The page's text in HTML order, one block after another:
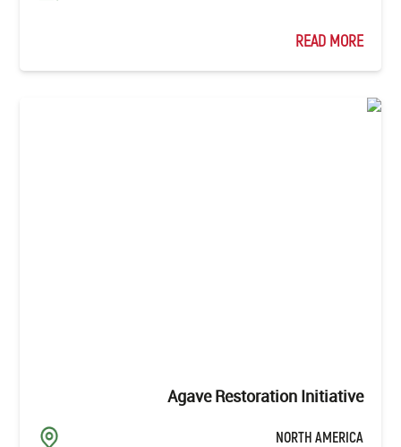
READ MORE
Agave Restoration Initiative
NORTH AMERICA